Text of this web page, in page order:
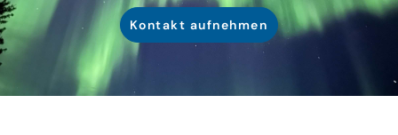
Kontakt aufnehmen